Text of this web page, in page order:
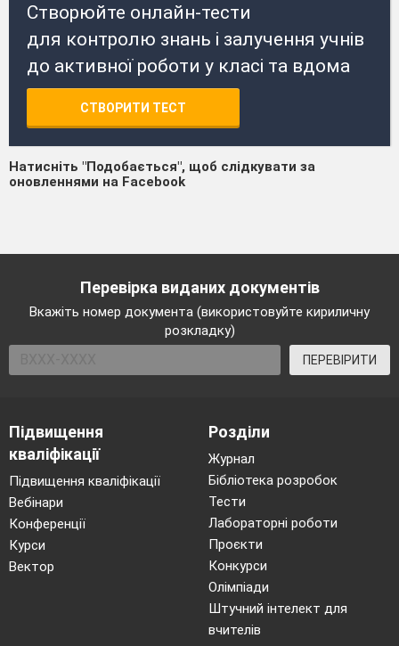
Створюйте онлайн-тести
для контролю знань і залучення учнів
до активної роботи у класі та вдома
СТВОРИТИ ТЕСТ
Натисніть "Подобається", щоб слідкувати за
оновленнями на Facebook
Перевірка виданих документів
Вкажіть номер документа (використовуйте кириличну
розкладку)
ПЕРЕВІРИТИ
Підвищення
кваліфікації
Підвищення кваліфікації
Вебінари
Конференції
Курси
Вектор
Розділи
Журнал
Бібліотека розробок
Тести
Лабораторні роботи
Проєкти
Конкурси
Олімпіади
Штучний інтелект для
вчителів